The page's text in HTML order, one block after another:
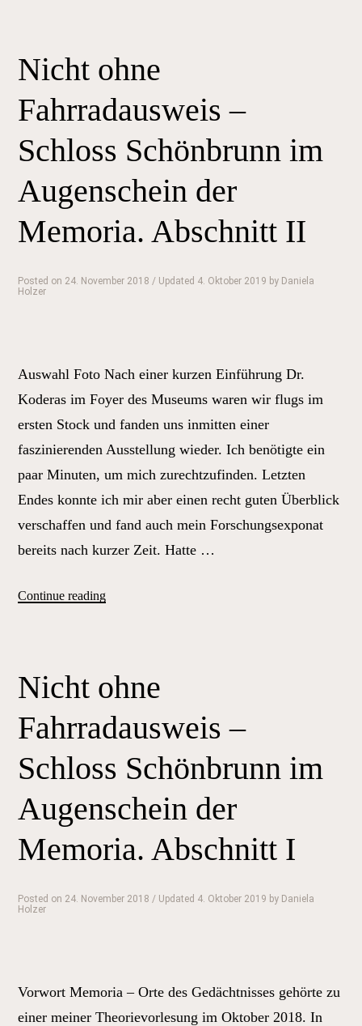
Schloss
im
Augenschein
der
Memoria.
Abschnitt
III“
Nicht ohne
Fahrradausweis –
Schloss Schönbrunn im
Augenschein der
Memoria. Abschnitt II
Posted on 24. November 2018 / Updated 4. Oktober 2019 by Daniela
Holzer
Auswahl Foto Nach einer kurzen Einführung Dr.
Koderas im Foyer des Museums waren wir flugs im
ersten Stock und fanden uns inmitten einer
faszinierenden Ausstellung wieder. Ich benötigte ein
paar Minuten, um mich zurechtzufinden. Letzten
Endes konnte ich mir aber einen recht guten Überblick
verschaffen und fand auch mein Forschungsexponat
bereits nach kurzer Zeit. Hatte …
Continue reading„Nicht
Schloss
im
Augenschein
der
Memoria.
Abschnitt
II“
Nicht ohne
Fahrradausweis –
Schloss Schönbrunn im
Augenschein der
Memoria. Abschnitt I
Posted on 24. November 2018 / Updated 4. Oktober 2019 by Daniela
Holzer
Vorwort Memoria – Orte des Gedächtnisses gehörte zu
einer meiner Theorievorlesung im Oktober 2018. In